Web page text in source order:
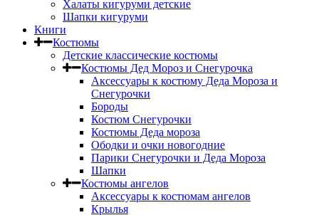
Халаты кигуруми детские
Шапки кигуруми
Книги
Костюмы
Детские классические костюмы
Костюмы Дед Мороз и Снегурочка
Аксессуары к костюму Деда Мороза и
Снегурочки
Бороды
Костюм Снегурочки
Костюмы Деда мороза
Ободки и очки новогодние
Парики Снегурочки и Деда Мороза
Шапки
Костюмы ангелов
Аксессуары к костюмам ангелов
Крылья